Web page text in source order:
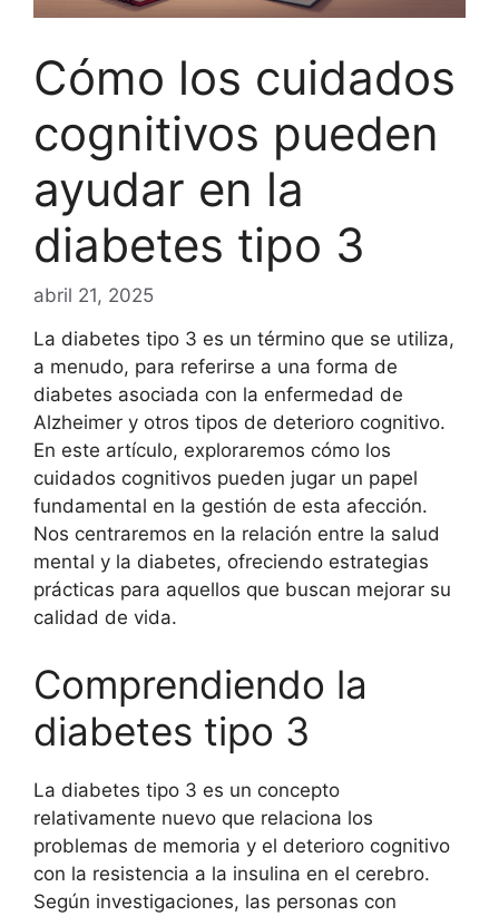
Cómo los cuidados
cognitivos pueden
ayudar en la
diabetes tipo 3
abril 21, 2025
La diabetes tipo 3 es un término que se utiliza,
a menudo, para referirse a una forma de
diabetes asociada con la enfermedad de
Alzheimer y otros tipos de deterioro cognitivo.
En este artículo, exploraremos cómo los
cuidados cognitivos pueden jugar un papel
fundamental en la gestión de esta afección.
Nos centraremos en la relación entre la salud
mental y la diabetes, ofreciendo estrategias
prácticas para aquellos que buscan mejorar su
calidad de vida.
Comprendiendo la
diabetes tipo 3
La diabetes tipo 3 es un concepto
relativamente nuevo que relaciona los
problemas de memoria y el deterioro cognitivo
con la resistencia a la insulina en el cerebro.
Según investigaciones, las personas con